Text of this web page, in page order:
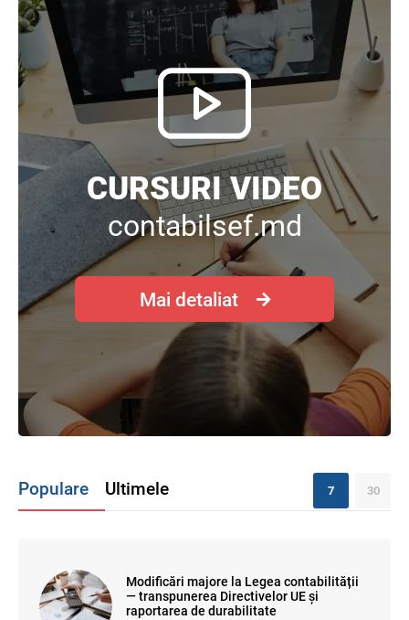
CURSURI VIDEO
contabilsef.md
Mai detaliat
Populare Ultimele 7 30
Modificări majore la Legea contabilității
— transpunerea Directivelor UE și
raportarea de durabilitate